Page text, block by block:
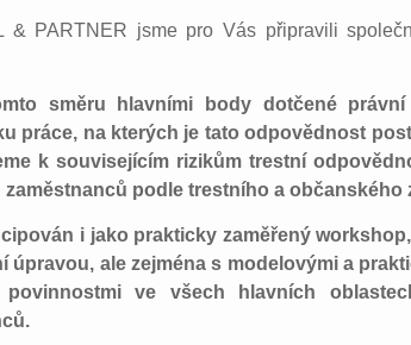
& PARTNER jsme pro Vás připravili
směru hlavními body dotčené
práce, na kterých je tato odpovědnost
k souvisejícím rizikům trestní
zaměstnanců podle trestního a občanského
i jako prakticky zaměřený
úpravou, ale zejména s modelovými a
ve všech hlavních